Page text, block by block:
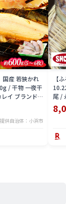
国産 若狭かれ
/ 干物 一夜干
イ ブランド
レイ 焼き魚 魚
送不可地域：
島】
提供自治体：小浜市
【
尾 /